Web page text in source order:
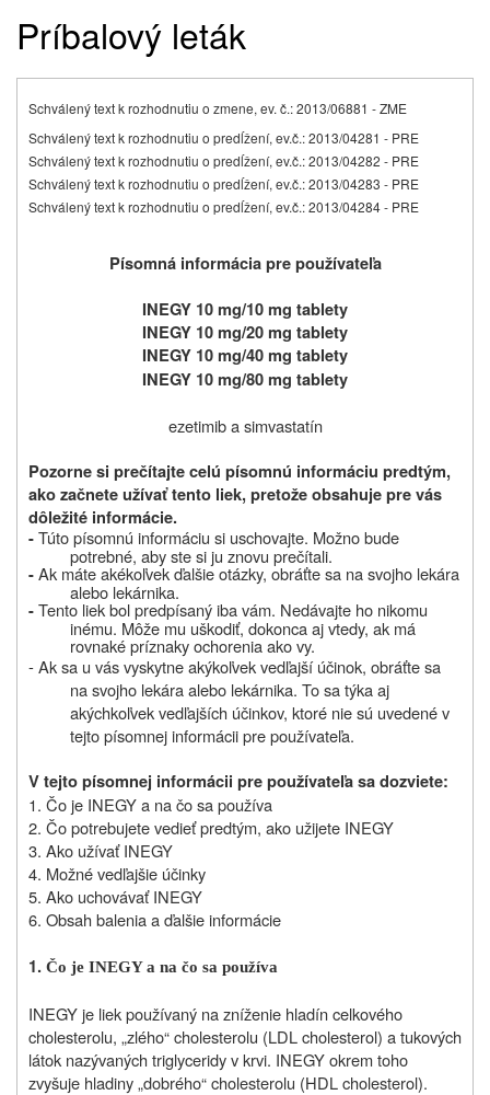
Príbalový leták
Schválený text k rozhodnutiu o zmene, ev. č.: 2013/06881 - ZME
Schválený text k rozhodnutiu o predĺžení, ev.č.: 2013/04281 - PRE
Schválený text k rozhodnutiu o predĺžení, ev.č.: 2013/04282 - PRE
Schválený text k rozhodnutiu o predĺžení, ev.č.: 2013/04283 - PRE
Schválený text k rozhodnutiu o predĺžení, ev.č.: 2013/04284 - PRE
Písomná informácia pre používateľa
INEGY 10 mg/10 mg tablety
INEGY 10 mg/20 mg tablety
INEGY 10 mg/40 mg tablety
INEGY 10 mg/80 mg tablety
ezetimib a simvastatín
Pozorne si prečítajte celú písomnú informáciu predtým,
ako začnete užívať tento liek, pretože obsahuje pre vás
dôležité informácie.
-Túto písomnú informáciu si uschovajte. Možno bude
potrebné, aby ste si ju znovu prečítali.
-Ak máte akékoľvek ďalšie otázky, obráťte sa na svojho lekára
alebo lekárnika.
-Tento liek bol predpísaný iba vám. Nedávajte ho nikomu
inému. Môže mu uškodiť, dokonca aj vtedy, ak má
rovnaké príznaky ochorenia ako vy.
- Ak sa u vás vyskytne akýkoľvek vedľajší účinok, obráťte sa
na svojho lekára alebo lekárnika. To sa týka aj
akýchkoľvek vedľajších účinkov, ktoré nie sú uvedené v
tejto písomnej informácii pre používateľa.
V tejto písomnej informácii pre používateľa sa dozviete:
1. Čo je INEGY a na čo sa používa
2. Čo potrebujete vedieť predtým, ako užijete INEGY
3. Ako užívať INEGY
4. Možné vedľajšie účinky
5. Ako uchovávať INEGY
6. Obsah balenia a ďalšie informácie
1. Čo je INEGY a na čo sa používa
INEGY je liek používaný na zníženie hladín celkového
cholesterolu, „zlého“ cholesterolu (LDL cholesterol) a tukových
látok nazývaných triglyceridy v krvi. INEGY okrem toho
zvyšuje hladiny „dobrého“ cholesterolu (HDL cholesterol).